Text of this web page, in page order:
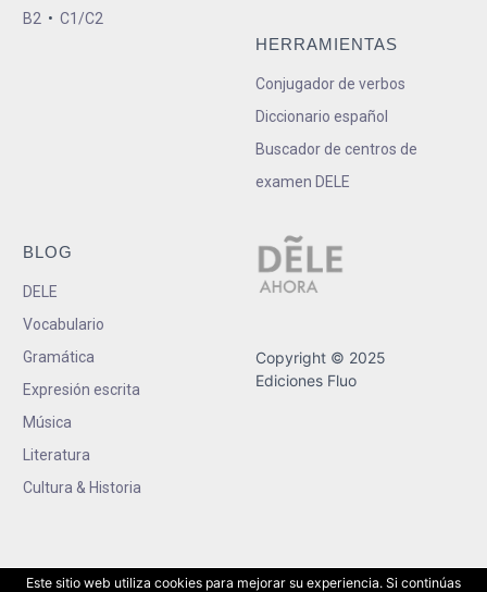
B2 • C1/C2
HERRAMIENTAS
Conjugador de verbos
Diccionario español
Buscador de centros de
examen DELE
BLOG
DELE
Vocabulario
Gramática
Expresión escrita
Música
Literatura
Cultura & Historia
Copyright © 2025
Ediciones Fluo
Este sitio web utiliza cookies para mejorar su experiencia. Si continúas